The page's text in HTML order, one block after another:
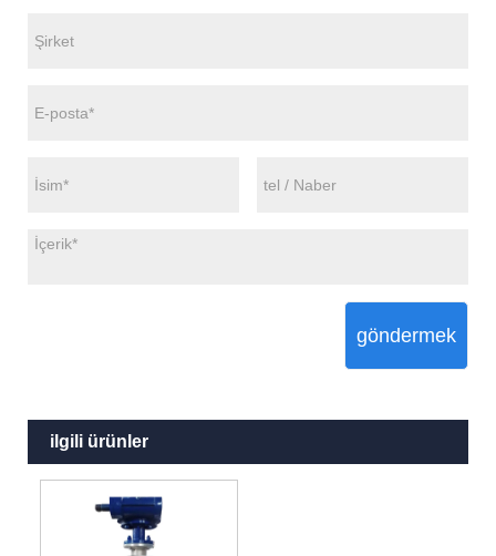
göndermek
ilgili ürünler